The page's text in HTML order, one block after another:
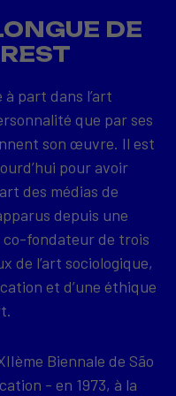
DE
part dans l’art
que par ses
son œuvre. Il est
pour avoir
des médias de
depuis une
co-fondateur de trois
de l’art sociologique,
et d’une éthique
Biennale de São
- en 1973, à la